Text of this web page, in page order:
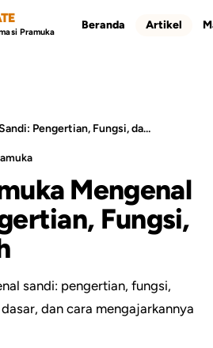
Pramuka
Beranda Artikel
Materi Pramuka Mengenal Sandi: Pengertian, Fungsi, dan Contoh
Mengenal
Fungsi,
sandi: pengertian, fungsi,
dan cara mengajarkannya